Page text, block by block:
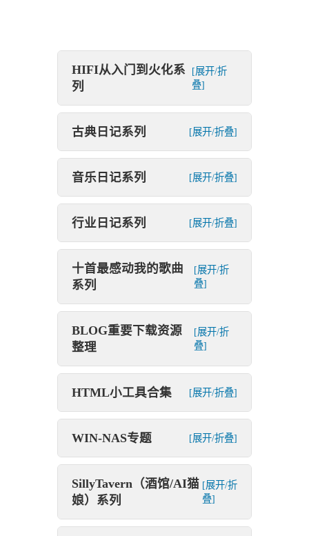
HIFI从入门到火化系
列
[展开/折
叠]
古典日记系列 [展开/折叠]
音乐日记系列 [展开/折叠]
行业日记系列 [展开/折叠]
十首最感动我的歌曲
系列
[展开/折
叠]
BLOG重要下载资源
整理
[展开/折
叠]
HTML小工具合集 [展开/折叠]
WIN-NAS专题 [展开/折叠]
SillyTavern（酒馆/AI猫
娘）系列
[展开/折
叠]